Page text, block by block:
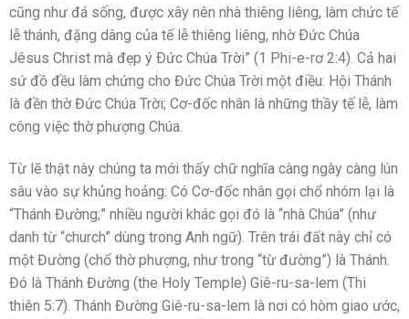
cũng như đá sống, được xây nên nhà thiêng liêng, làm chức tế
lễ thánh, đặng dâng của tế lễ thiêng liêng, nhờ Ðức Chúa
Jêsus Christ mà đẹp ý Ðức Chúa Trời” (1 Phi-e-rơ 2:4). Cả hai
sứ đồ đều làm chứng cho Đức Chúa Trời một điều: Hội Thánh
là đền thờ Đức Chúa Trời; Cơ-đốc nhân là những thầy tế lễ, làm
công việc thờ phượng Chúa.
Từ lẽ thật này chúng ta mới thấy chữ nghĩa càng ngày càng lún
sâu vào sự khủng hoảng: Có Cơ-đốc nhân gọi chổ nhóm lại là
“Thánh Đường;” nhiều người khác gọi đó là “nhà Chúa” (như
danh từ “church” dùng trong Anh ngữ). Trên trái đất này chỉ có
một Đường (chổ thờ phượng, như trong “từ đường”) là Thánh.
Đó là Thánh Đường (the Holy Temple) Giê-ru-sa-lem (Thi
thiên 5:7). Thánh Đường Giê-ru-sa-lem là nơi có hòm giao ước,